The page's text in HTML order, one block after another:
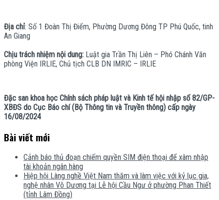
Địa chỉ: Số 1 Đoàn Thị Điểm, Phường Dương Đông TP Phú Quốc, tinh
An Giang
Chịu trách nhiệm nội dung: Luật gia Trần Thị Liên – Phó Chánh Văn
phòng Viện IRLIE, Chủ tịch CLB DN IMRIC – IRLIE
Đặc san khoa học Chính sách pháp luật và Kinh tế hội nhập số 82/GP-
XBĐS do Cục Báo chí (Bộ Thông tin và Truyền thông) cấp ngày
16/08/2024
Bài viết mới
Cảnh báo thủ đoạn chiếm quyền SIM điện thoại để xâm nhập
tài khoản ngân hàng
Hiệp hội Làng nghề Việt Nam thăm và làm việc với kỷ lục gia,
nghệ nhân Võ Dương tại Lễ hội Cầu Ngư ở phường Phan Thiết
(tỉnh Lâm Đồng)